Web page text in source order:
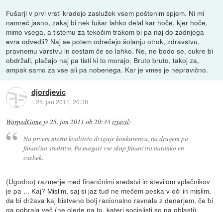
Fušarji v prvi vrsti kradejo zaslužek vsem poštenim spjem. Ni mi
namreč jasno, zakaj bi nek fušar lahko delal kar hoče, kjer hoče,
mimo vsega, a tistemu za tekočim trakom bi pa naj do zadnjega
evra odvedli? Naj se potem odrečejo šolanju otrok, zdravstvu,
pravnemu varstvu in cestam če se lahko. Ne, ne bodo se, cukre bi
obdržali, plačajo naj pa tisti ki to morajo. Bruto bruto, takoj za,
ampak samo za vse ali pa nobenega. Kar je vmes je nepravično.
djordjevic
::25. jan 2011, 20:38
WarpedGone je25. jan 2011 ob 20:33izjavil:
Na prvem mestu kvaliteto dviguje konkurenca, na drugem pa
finančna sredstva. Pa magari vse skup financira natanko en
osebek.
(Ugodno) razmerje med finančnimi sredstvi in številom vplačnikov
je pa ... Kaj? Mislim, saj si jaz tud ne mečem peska v oči in mislim,
da bi država kaj bistveno bolj racionalno ravnala z denarjem, če bi
ga pobrala več (ne glede na to, kateri socialisti so na oblasti),